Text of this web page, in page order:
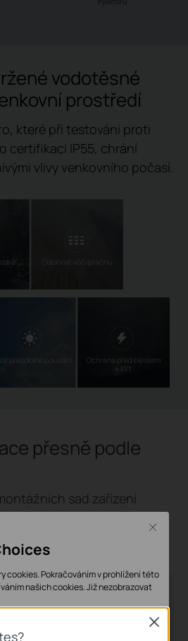
vodotěsné
prostředí
které při testováni proti
certifikaci IP55, chrání
vlivy venkovního počasí.
Odolnost vůči prachu
odolné pouzdro
Ochrana před bleskem
4 kV†
přesně podle
sad zařízení
stěnu nebo na stožár.
umožňuje umístit switch
rozvodné skříně.
Close
cookies. Pokračováním v prohlížení této
našich cookies.Již nezobrazovat
Close